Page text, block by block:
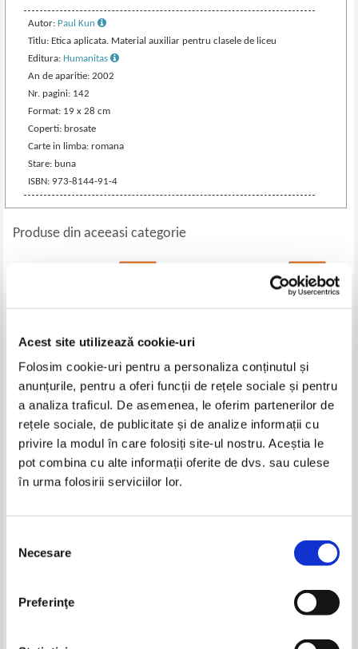
Acest site utilizează cookie-uri
Folosim cookie-uri pentru a personaliza conținutul și
anunțurile, pentru a oferi funcții de rețele sociale și pentru
a analiza traficul. De asemenea, le oferim partenerilor de
rețele sociale, de publicitate și de analize informații cu
privire la modul în care folosiți site-ul nostru. Aceștia le
pot combina cu alte informații oferite de dvs. sau culese
în urma folosirii serviciilor lor.
consimțământului
Necesare
Preferinţe
Autor: Paul Kun
Titlu: Etica aplicata. Material auxiliar pentru clasele de liceu
Editura: Humanitas
An de aparitie: 2002
Nr. pagini: 142
Format: 19 x 28 cm
Coperti: brosate
Carte in limba: romana
Stare: buna
ISBN: 973-8144-91-4
Produse din aceeasi categorie
Sorin Negruti - Relationarea! O
interdisciplinara
Pret:39,00Lei 25,35 Lei
Adaugă în coș
Anne Strauch - Identificarea
competentelor in educatia
continua. Aplicare contextuala a
Pret:50,00Lei 32,50 Lei